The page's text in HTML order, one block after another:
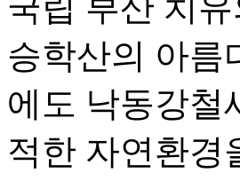
승학산의 아름
에도 낙동강철
적한 자연환경